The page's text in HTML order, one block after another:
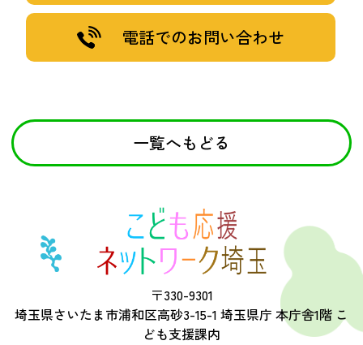
電話でのお問い合わせ
一覧へもどる
〒330-9301
埼玉県さいたま市浦和区高砂3-15-1 埼玉県庁 本庁舎1階 こ
ども支援課内